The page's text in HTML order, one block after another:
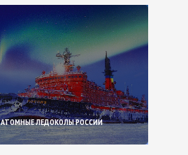
АТОМНЫЕ ЛЕДОКОЛЫ РОССИИ